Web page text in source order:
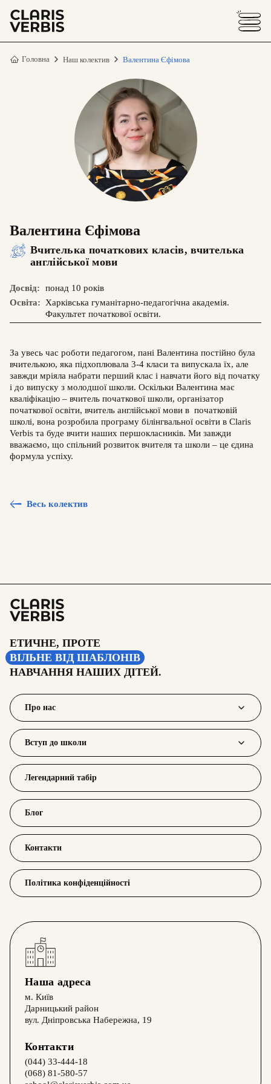
Головна Наш колектив Валентина Єфімова
Валентина Єфімова
Вчителька початкових класів, вчителька
англійської мови
Досвід:
понад 10 років
Освіта:
Харківська гуманітарно-педагогічна академія.
Факультет початкової освіти.
За увесь час роботи педагогом, пані Валентина постійно була
вчителькою, яка підхоплювала 3-4 класи та випускала їх, але
завжди мріяла набрати перший клас і навчати його від початку
і до випуску з молодшої школи. Оскільки Валентина має
кваліфікацію – вчитель початкової школи, організатор
початкової освіти, вчитель англійської мови в початковій
школі, вона розробила програму білінгвальної освіти в Claris
Verbis та буде вчити наших першокласників. Ми завжди
вважаємо, що спільний розвиток вчителя та школи – це єдина
формула успіху.
Весь колектив
ЕТИЧНЕ, ПРОТЕ
ВІЛЬНЕ ВІД ШАБЛОНІВ
НАВЧАННЯ НАШИХ ДІТЕЙ.
Про нас
Вступ до школи
Легендарний табір
Блог
Контакти
Політика конфіденційності
Наша адреса
м. Київ
Дарницький район
вул. Дніпровська Набережна, 19
Контакти
(044) 33-444-18
(068) 81-580-57